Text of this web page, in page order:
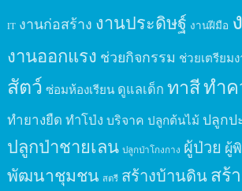
IT งานก่อสร้าง งานประดิษฐ์ งานฝีมือ
งานออกแรง ช่วยกิจกรรม ช่วยเตรียม
สัตว์ ซ่อมห้องเรียน ดูแลเด็ก ทาสีทำ
ทำยางยืด ทำโป่ง บริจาค ปลูกต้นไม้ ปลูกป
ปลูกป่าชายเลน ปลูกป่าโกงกาง ผู้ป่วย ผู้
พัฒนาชุมชน สตรี สร้างบ้านดินสร้